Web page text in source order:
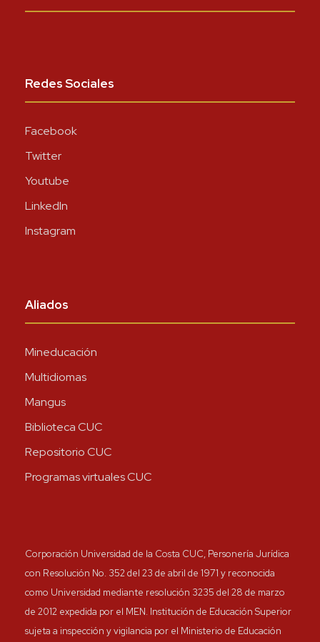
Redes Sociales
Facebook
Twitter
Youtube
LinkedIn
Instagram
Aliados
Mineducación
Multidiomas
Mangus
Biblioteca CUC
Repositorio CUC
Programas virtuales CUC
Corporación Universidad de la Costa CUC, Personería Jurídica
con Resolución No. 352 del 23 de abril de 1971 y reconocida
como Universidad mediante resolución 3235 del 28 de marzo
de 2012 expedida por el MEN. Institución de Educación Superior
sujeta a inspección y vigilancia por el Ministerio de Educación